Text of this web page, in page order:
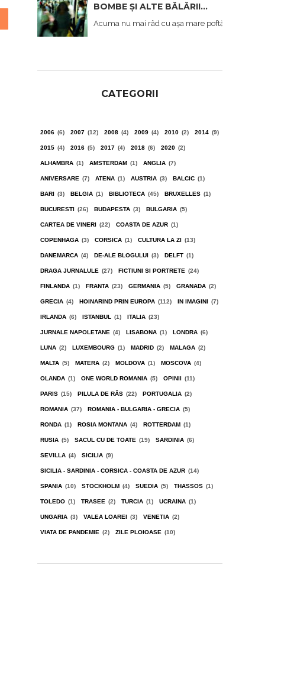
BOMBE ȘI ALTE BĂLĂRII...
Acuma nu mai râd cu așa mare poftă, cum am făcut
CATEGORII
2006 (6) 2007 (12) 2008 (4) 2009 (4) 2010 (2) 2014 (9)
2015 (4) 2016 (5) 2017 (4) 2018 (6) 2020 (2)
ALHAMBRA (1) AMSTERDAM (1) ANGLIA (7)
ANIVERSARE (7) ATENA (1) AUSTRIA (3) BALCIC (1)
BARI (3) BELGIA (1) BIBLIOTECA (45) BRUXELLES (1)
BUCURESTI (26) BUDAPESTA (3) BULGARIA (5)
CARTEA DE VINERI (22) COASTA DE AZUR (1)
COPENHAGA (3) CORSICA (1) CULTURA LA ZI (13)
DANEMARCA (4) DE-ALE BLOGULUI (3) DELFT (1)
DRAGA JURNALULE (27) FICTIUNI SI PORTRETE (24)
FINLANDA (1) FRANTA (23) GERMANIA (5) GRANADA (2)
GRECIA (4) HOINARIND PRIN EUROPA (112) IN IMAGINI (7)
IRLANDA (6) ISTANBUL (1) ITALIA (23)
JURNALE NAPOLETANE (4) LISABONA (1) LONDRA (6)
LUNA (2) LUXEMBOURG (1) MADRID (2) MALAGA (2)
MALTA (5) MATERA (2) MOLDOVA (1) MOSCOVA (4)
OLANDA (1) ONE WORLD ROMANIA (5) OPINII (11)
PARIS (15) PILULA DE RÂS (22) PORTUGALIA (2)
ROMANIA (37) ROMANIA - BULGARIA - GRECIA (5)
RONDA (1) ROSIA MONTANA (4) ROTTERDAM (1)
RUSIA (5) SACUL CU DE TOATE (19) SARDINIA (6)
SEVILLA (4) SICILIA (9)
SICILIA - SARDINIA - CORSICA - COASTA DE AZUR (14)
SPANIA (10) STOCKHOLM (4) SUEDIA (5) THASSOS (1)
TOLEDO (1) TRASEE (2) TURCIA (1) UCRAINA (1)
UNGARIA (3) VALEA LOAREI (3) VENETIA (2)
VIATA DE PANDEMIE (2) ZILE PLOIOASE (10)